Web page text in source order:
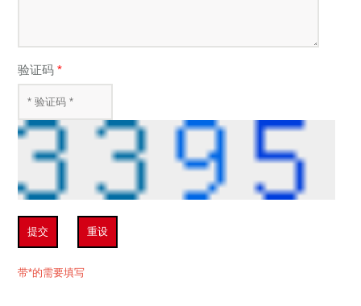
验证码 *
提交 重设
带*的需要填写